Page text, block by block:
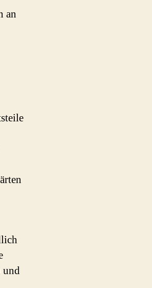
an
und